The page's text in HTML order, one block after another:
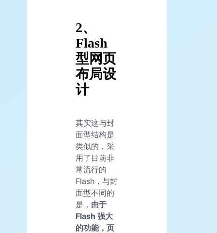
2、
Flash
型网页
布局设
计
其实这与封
面型结构是
类似的，采
用了目前非
常流行的
Flash，与封
面型不同的
是， 由于
Flash 强大
的功能，页